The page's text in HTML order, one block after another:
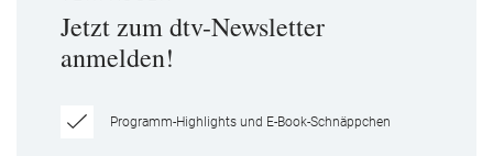
Jetzt zum dtv-Newsletter
anmelden!
Programm-Highlights und E-Book-Schnäppchen